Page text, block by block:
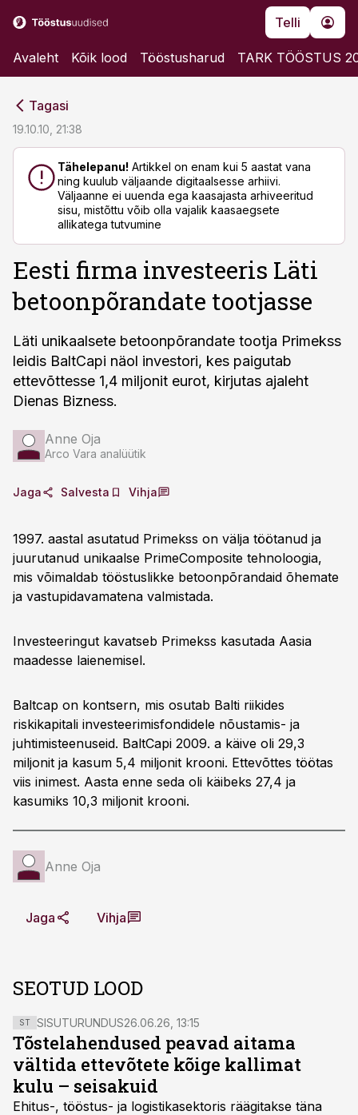
Telli
Avaleht Kõik lood Tööstusharud TARK TÖÖSTUS
Tagasi
19.10.10, 21:38
Tähelepanu! Artikkel on enam kui 5 aastat vana
ning kuulub väljaande digitaalsesse arhiivi.
Väljaanne ei uuenda ega kaasajasta arhiveeritud
sisu, mistõttu võib olla vajalik kaasaegsete
allikatega tutvumine
Eesti firma investeeris Läti
betoonpõrandate tootjasse
Läti unikaalsete betoonpõrandate tootja Primekss
leidis BaltCapi näol investori, kes paigutab
ettevõttesse 1,4 miljonit eurot, kirjutas ajaleht
Dienas Bizness.
Anne Oja
Arco Vara analüütik
Jaga Salvesta Vihja
1997. aastal asutatud Primekss on välja töötanud ja
juurutanud unikaalse PrimeComposite tehnoloogia,
mis võimaldab tööstuslikke betoonpõrandaid õhemate
ja vastupidavamatena valmistada.
Investeeringut kavatseb Primekss kasutada Aasia
maadesse laienemisel.
Baltcap on kontsern, mis osutab Balti riikides
riskikapitali investeerimisfondidele nõustamis- ja
juhtimisteenuseid. BaltCapi 2009. a käive oli 29,3
miljonit ja kasum 5,4 miljonit krooni. Ettevõttes töötas
viis inimest. Aasta enne seda oli käibeks 27,4 ja
kasumiks 10,3 miljonit krooni.
Anne Oja
Jaga Vihja
SEOTUD LOOD
ST SISUTURUNDUS26.06.26, 13:15
Tõstelahendused peavad aitama
vältida ettevõtete kõige kallimat
kulu – seisakuid
Ehitus-, tööstus- ja logistikasektoris räägitakse täna